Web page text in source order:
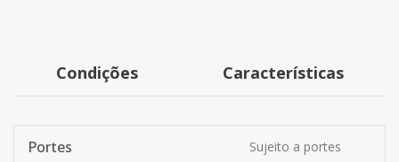
Condições Características
Portes Sujeito a portes